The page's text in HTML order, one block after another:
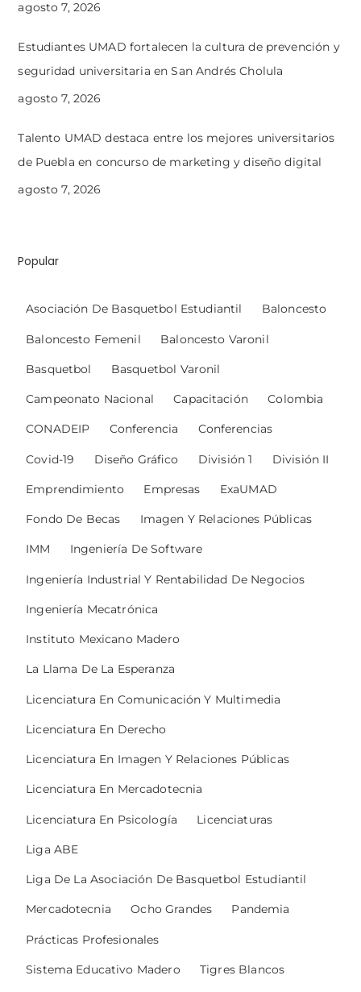
agosto 7, 2026
Estudiantes UMAD fortalecen la cultura de prevención y
seguridad universitaria en San Andrés Cholula
agosto 7, 2026
Talento UMAD destaca entre los mejores universitarios
de Puebla en concurso de marketing y diseño digital
agosto 7, 2026
Popular
Asociación De Basquetbol Estudiantil Baloncesto
Baloncesto Femenil Baloncesto Varonil
Basquetbol Basquetbol Varonil
Campeonato Nacional Capacitación Colombia
CONADEIP Conferencia Conferencias
Covid-19 Diseño Gráfico División 1 División II
Emprendimiento Empresas ExaUMAD
Fondo De Becas Imagen Y Relaciones Públicas
IMM Ingeniería De Software
Ingeniería Industrial Y Rentabilidad De Negocios
Ingeniería Mecatrónica
Instituto Mexicano Madero
La Llama De La Esperanza
Licenciatura En Comunicación Y Multimedia
Licenciatura En Derecho
Licenciatura En Imagen Y Relaciones Públicas
Licenciatura En Mercadotecnia
Licenciatura En Psicología Licenciaturas
Liga ABE
Liga De La Asociación De Basquetbol Estudiantil
Mercadotecnia Ocho Grandes Pandemia
Prácticas Profesionales
Sistema Educativo Madero Tigres Blancos